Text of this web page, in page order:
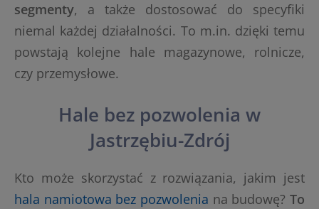
segmenty, a także dostosować do specyfiki
niemal każdej działalności. To m.in. dzięki temu
powstają kolejne hale magazynowe, rolnicze,
czy przemysłowe.
Hale bez pozwolenia w
Jastrzębiu-Zdrój
Kto może skorzystać z rozwiązania, jakim jest
hala namiotowa bez pozwolenia na budowę? To